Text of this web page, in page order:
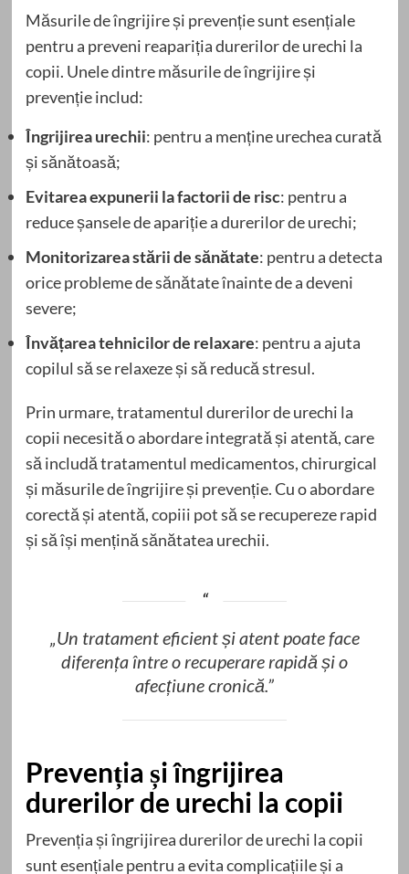
Măsurile de îngrijire și prevenție sunt esențiale
pentru a preveni reapariția durerilor de urechi la
copii. Unele dintre măsurile de îngrijire și
prevenție includ:
Îngrijirea urechii: pentru a menține urechea curată
și sănătoasă;
Evitarea expunerii la factorii de risc: pentru a
reduce șansele de apariție a durerilor de urechi;
Monitorizarea stării de sănătate: pentru a detecta
orice probleme de sănătate înainte de a deveni
severe;
Învățarea tehnicilor de relaxare: pentru a ajuta
copilul să se relaxeze și să reducă stresul.
Prin urmare, tratamentul durerilor de urechi la
copii necesită o abordare integrată și atentă, care
să includă tratamentul medicamentos, chirurgical
și măsurile de îngrijire și prevenție. Cu o abordare
corectă și atentă, copiii pot să se recupereze rapid
și să își mențină sănătatea urechii.
„Un tratament eficient și atent poate face
diferența între o recuperare rapidă și o
afecțiune cronică.”
Prevenția și îngrijirea
durerilor de urechi la copii
Prevenția și îngrijirea durerilor de urechi la copii
sunt esențiale pentru a evita complicațiile și a